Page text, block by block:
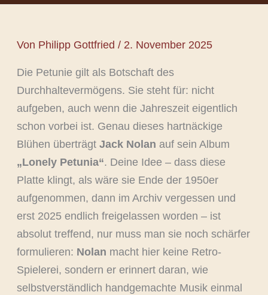
Von Philipp Gottfried / 2. November 2025
Die Petunie gilt als Botschaft des
Durchhaltevermögens. Sie steht für: nicht
aufgeben, auch wenn die Jahreszeit eigentlich
schon vorbei ist. Genau dieses hartnäckige
Blühen überträgt Jack Nolan auf sein Album
„Lonely Petunia“. Deine Idee – dass diese
Platte klingt, als wäre sie Ende der 1950er
aufgenommen, dann im Archiv vergessen und
erst 2025 endlich freigelassen worden – ist
absolut treffend, nur muss man sie noch schärfer
formulieren: Nolan macht hier keine Retro-
Spielerei, sondern er erinnert daran, wie
selbstverständlich handgemachte Musik einmal